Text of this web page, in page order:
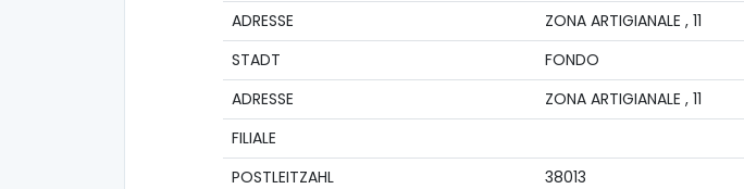
ADRESSE
ZONA ARTIGIANALE , 11
STADT
FONDO
ADRESSE
ZONA ARTIGIANALE , 11
FILIALE
POSTLEITZAHL
38013